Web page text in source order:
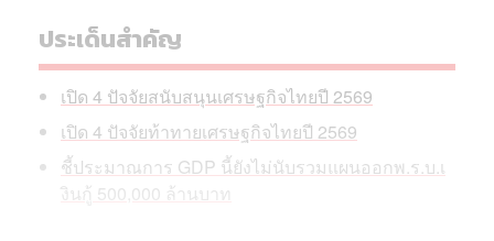
ประเด็นสำคัญ
เปิด 4 ปัจจัยสนับสนุนเศรษฐกิจไทยปี 2569
เปิด 4 ปัจจัยท้าทายเศรษฐกิจไทยปี 2569
ชี้ประมาณการ GDP นี้ยังไม่นับรวมแผนออกพ.ร.บ.เ
งินกู้ 500,000 ล้านบาท